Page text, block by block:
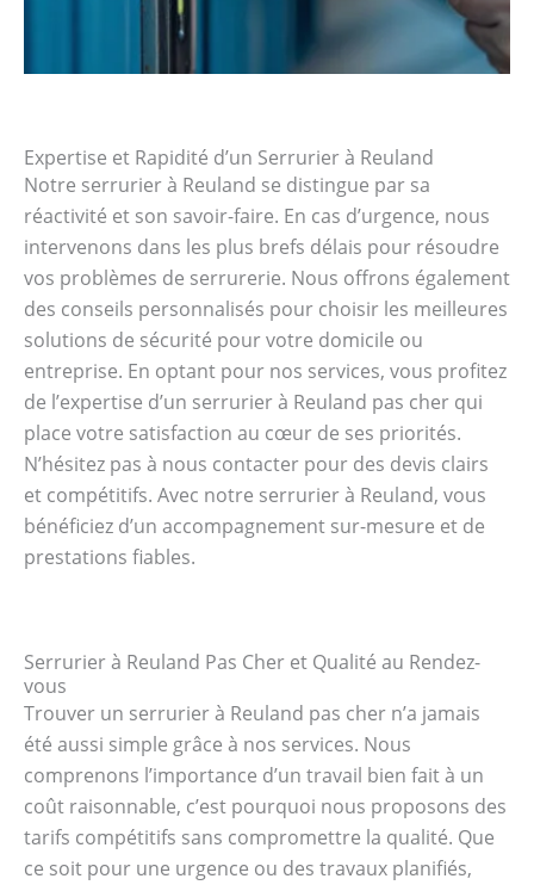
Expertise et Rapidité d’un Serrurier à Reuland
Notre serrurier à Reuland se distingue par sa
réactivité et son savoir-faire. En cas d’urgence, nous
intervenons dans les plus brefs délais pour résoudre
vos problèmes de serrurerie. Nous offrons également
des conseils personnalisés pour choisir les meilleures
solutions de sécurité pour votre domicile ou
entreprise. En optant pour nos services, vous profitez
de l’expertise d’un serrurier à Reuland pas cher qui
place votre satisfaction au cœur de ses priorités.
N’hésitez pas à nous contacter pour des devis clairs
et compétitifs. Avec notre serrurier à Reuland, vous
bénéficiez d’un accompagnement sur-mesure et de
prestations fiables.
Serrurier à Reuland Pas Cher et Qualité au Rendez-
vous
Trouver un serrurier à Reuland pas cher n’a jamais
été aussi simple grâce à nos services. Nous
comprenons l’importance d’un travail bien fait à un
coût raisonnable, c’est pourquoi nous proposons des
tarifs compétitifs sans compromettre la qualité. Que
ce soit pour une urgence ou des travaux planifiés,